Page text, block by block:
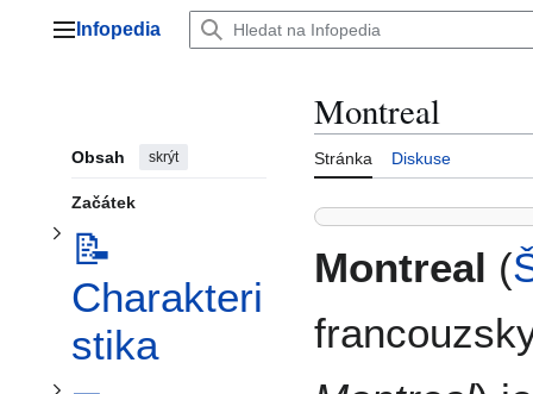
Hlavní menu
Infopedia
Obsah skrýt
Začátek
📝
Charakteri
stika
Přepnout podsekci 📝 Charakteristika
Přepnout podsekci ⏳ Historie
Montreal
Stránka Diskuse
Montreal (